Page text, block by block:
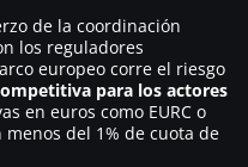
de la coordinación
los reguladores
europeo corre el riesgo
para los actores
en euros como EURC o
menos del 1% de cuota de